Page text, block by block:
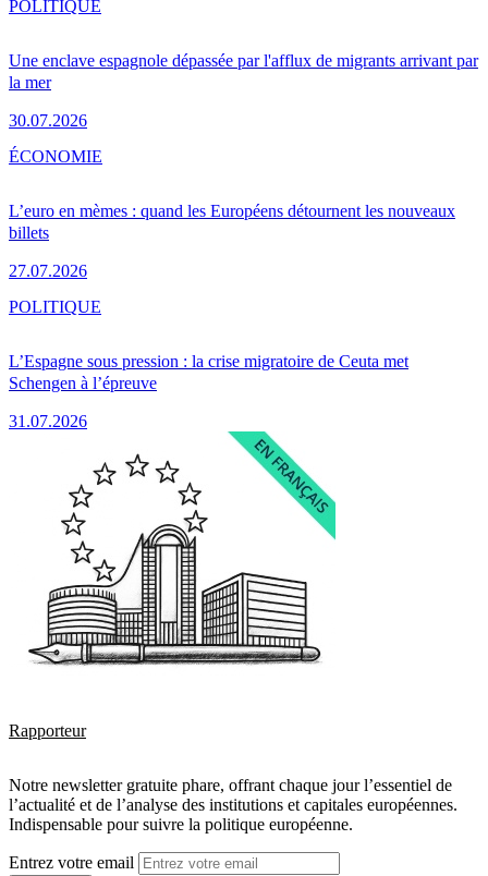
Une enclave espagnole dépassée par l'afflux de migrants arrivant par
la mer
30.07.2026
POLITIQUE
L’euro en mèmes : quand les Européens détournent les nouveaux
billets
27.07.2026
ÉCONOMIE
L’Espagne sous pression : la crise migratoire de Ceuta met
Schengen à l’épreuve
31.07.2026
POLITIQUE
Rapporteur
Notre newsletter gratuite phare, offrant chaque jour l’essentiel de
l’actualité et de l’analyse des institutions et capitales européennes.
Indispensable pour suivre la politique européenne.
Entrez votre email